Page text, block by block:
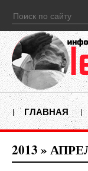
ГЛАВНАЯ
2013 »